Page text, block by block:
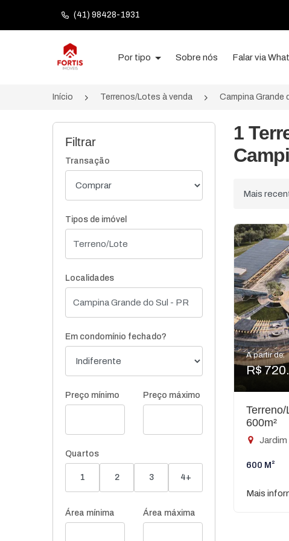
(41) 98428-1931
Página inicial
Por tipo Sobre nós Falar via
Início Terrenos/Lotes à venda Campina Grande
Filtrar
Transação
Tipos de imóvel
Localidades
Em condomínio fechado?
Preço mínimo Preço máximo
Quartos
1 2 3 4+
Área mínima Área máxima
1
Ordenar por
A partir de:
R$
600m²
Jardim
600 M²
Mais